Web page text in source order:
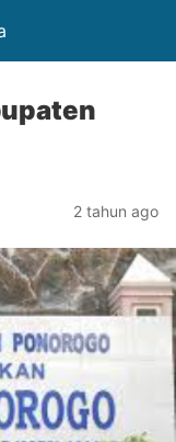
2 tahun ago